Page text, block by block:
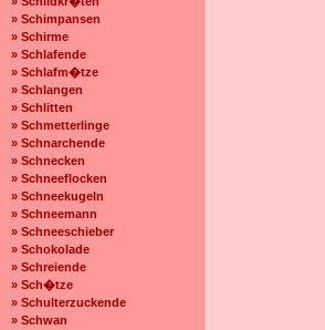
» Schimpansen
» Schirme
» Schlafende
» Schlafm�tze
» Schlangen
» Schlitten
» Schmetterlinge
» Schnarchende
» Schnecken
» Schneeflocken
» Schneekugeln
» Schneemann
» Schneeschieber
» Schokolade
» Schreiende
» Sch�tze
» Schulterzuckende
» Schwan